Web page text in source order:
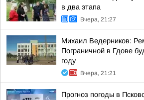
в два этапа
Вчера, 21:27
Михаил Ведерников:
Пограничной в Гдове
году
Вчера, 21:21
Прогноз погоды в